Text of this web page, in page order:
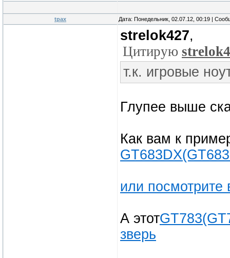
tpax Дата: Понедельник, 02.07.12, 00:19 |
strelok427,
Цитирую
т.к. игровые
Глупее выше
Как вам к
или
А этот
зверь